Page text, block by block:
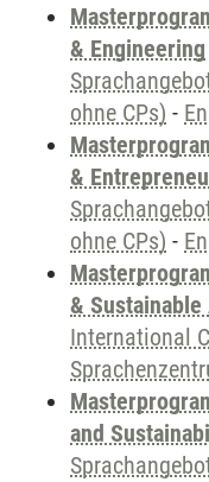
& Engineering
ohne CPs) -
&
ohne CPs) -
&
International
and